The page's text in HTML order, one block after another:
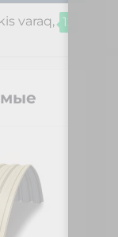
varaq, 12